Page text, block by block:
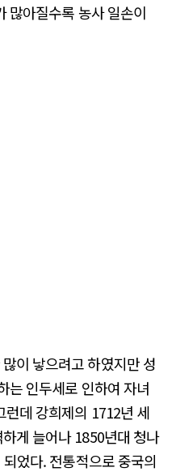
많아질수록 농사 일손이
이 낳으려고 하였지만 성
는 인두세로 인하여 자녀
런데 강희제의 1712년 세
게 늘어나 1850년대 청나
었다. 전통적으로 중국의